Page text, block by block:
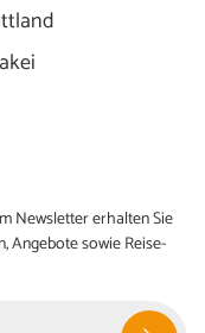
Newsletter erhalten Sie
Angebote sowie Reise-